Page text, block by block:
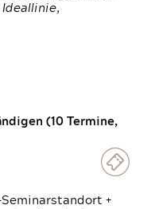
Ideallinie,
(10 Termine,
Seminarstandort +